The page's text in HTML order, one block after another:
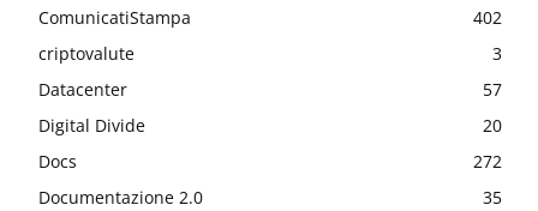
ComunicatiStampa
402
criptovalute
3
Datacenter
57
Digital Divide
20
Docs
272
Documentazione 2.0
35